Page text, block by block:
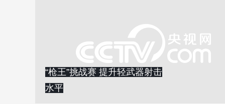
“枪王”挑战赛 提升轻武器射击
水平